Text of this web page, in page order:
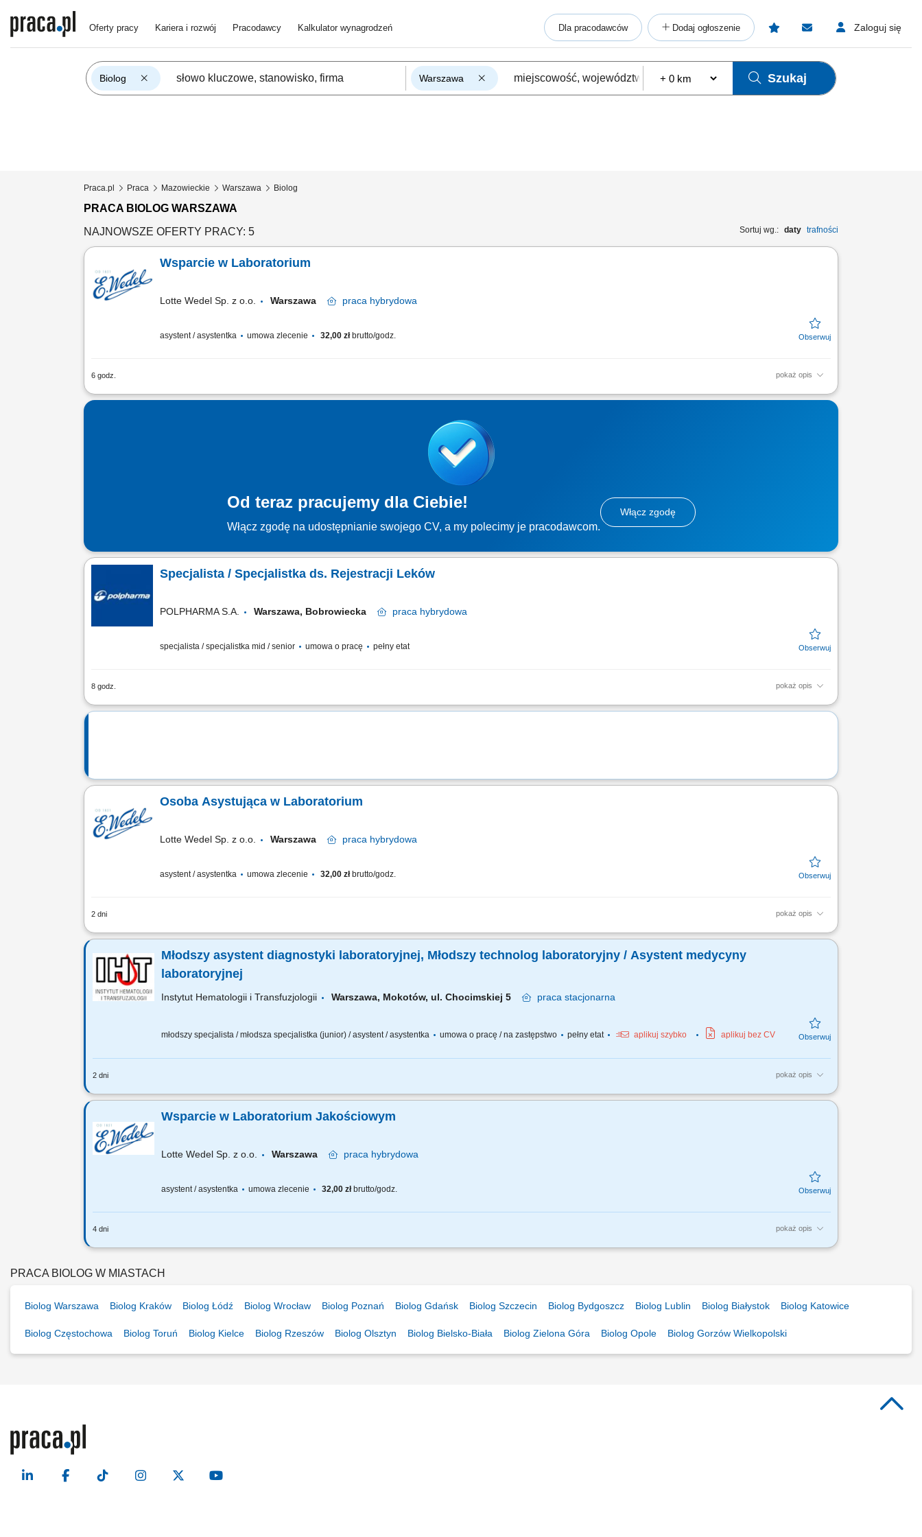
Oferty pracy Kariera i rozwój Pracodawcy Kalkulator wynagrodzeń Dla pracodawców Dodaj ogłoszenie Zaloguj się
Biolog Warszawa Szukaj
Praca.pl Praca Mazowieckie Warszawa Biolog
PRACA BIOLOG WARSZAWA
Sortuj wg.: daty trafności
NAJNOWSZE OFERTY PRACY: 5
Wsparcie w Laboratorium
Lotte Wedel Sp. z o.o. Warszawa praca hybrydowa
asystent / asystentka umowa zlecenie 32,00 złbrutto/godz.
6 godz. pokaż opis
Sprawdź mieszankę zadań, które czekają na Ciebie w nowej pracy. Będzie słodko! Wsparcie specjalistów w bieżącej realizacji testów i analiz mikrobiologicznych oraz
Od teraz pracujemy dla Ciebie!
Włącz zgodę na udostępnianie swojego CV, a my polecimy je pracodawcom.
Włącz zgodę
Specjalista / Specjalistka ds. Rejestracji Leków
POLPHARMA S.A. Warszawa, Bobrowiecka praca hybrydowa
specjalista / specjalistka mid / senior umowa o pracę pełny etat
8 godz. pokaż opis
Twoje obowiązki: Poprawne opracowywanie dokumentacji rejestracyjnej produktów leczniczych Spółki zgodnie z obowiązującym prawem na danym rynku;
Osoba Asystująca w Laboratorium
Lotte Wedel Sp. z o.o. Warszawa praca hybrydowa
asystent / asystentka umowa zlecenie 32,00 złbrutto/godz.
2 dni pokaż opis
Sprawdź mieszankę zadań, które czekają na Ciebie w nowej pracy. Będzie słodko! Dołączysz do zespołu odpowiedzialnego za sprawne prowadzenie codzienne analiz
Młodszy asystent diagnostyki laboratoryjnej, Młodszy technolog laboratoryjny / Asystent medycyny
laboratoryjnej
Instytut Hematologii i Transfuzjologii Warszawa, Mokotów, ul. Chocimskiej 5 praca stacjonarna
młodszy specjalista / młodsza specjalistka (junior) / asystent / asystentka umowa o pracę / na zastępstwo pełny etat aplikuj szybko aplikuj bez CV
2 dni pokaż opis
Pracownia Immunologii Leukocytów i Płytek Krwi, Zakład Immunologii Hematologicznej i Transfuzjologicznej
Wsparcie w Laboratorium Jakościowym
Lotte Wedel Sp. z o.o. Warszawa praca hybrydowa
asystent / asystentka umowa zlecenie 32,00 złbrutto/godz.
4 dni pokaż opis
Sprawdź mieszankę zadań, które czekają na Ciebie w nowej pracy. Będzie słodko! Pomoc w wykonywaniu badań z zakresu mikrobiologii i fizykochemii; Pomoc w
PRACA BIOLOG W MIASTACH
Biolog Warszawa Biolog Kraków Biolog Łódź Biolog Wrocław Biolog Poznań Biolog Gdańsk Biolog Szczecin Biolog Bydgoszcz Biolog Lublin Biolog Białystok Biolog Katowice
Biolog Częstochowa Biolog Toruń Biolog Kielce Biolog Rzeszów Biolog Olsztyn Biolog Bielsko-Biała Biolog Zielona Góra Biolog Opole Biolog Gorzów Wielkopolski